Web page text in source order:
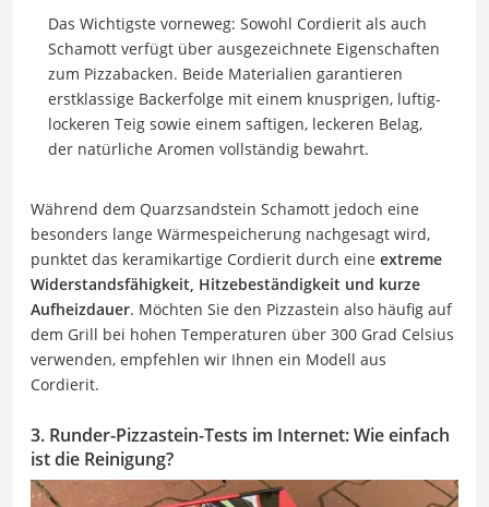
Das Wichtigste vorneweg: Sowohl Cordierit als auch
Schamott verfügt über ausgezeichnete Eigenschaften
zum Pizzabacken. Beide Materialien garantieren
erstklassige Backerfolge mit einem knusprigen, luftig-
lockeren Teig sowie einem saftigen, leckeren Belag,
der natürliche Aromen vollständig bewahrt.
Während dem Quarzsandstein Schamott jedoch eine
besonders lange Wärmespeicherung nachgesagt wird,
punktet das keramikartige Cordierit durch eine extreme
Widerstandsfähigkeit, Hitzebeständigkeit und kurze
Aufheizdauer. Möchten Sie den Pizzastein also häufig auf
dem Grill bei hohen Temperaturen über 300 Grad Celsius
verwenden, empfehlen wir Ihnen ein Modell aus
Cordierit.
3. Runder-Pizzastein-Tests im Internet: Wie einfach
ist die Reinigung?